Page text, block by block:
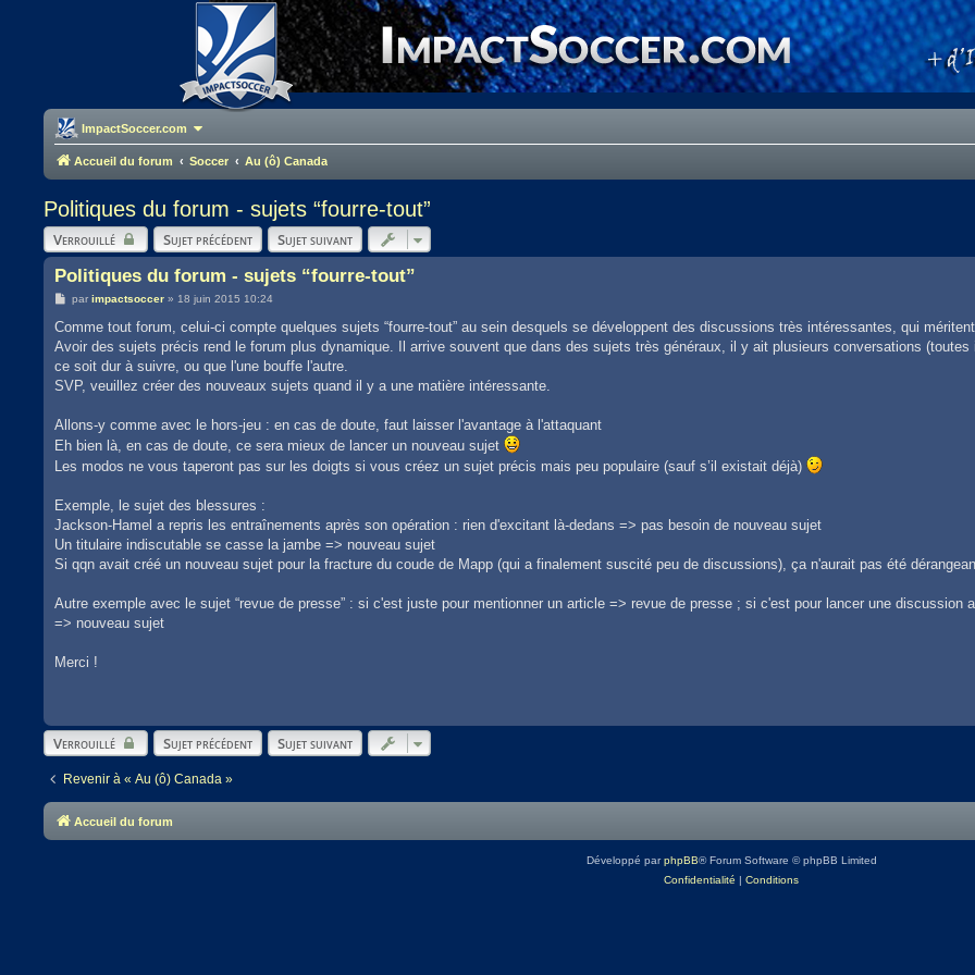
ImpactSoccer.com
Accueil du forum Soccer Au (ô) Canada
Politiques du forum - sujets “fourre-tout”
Verrouillé Sujet précédent Sujet suivant
Politiques du forum - sujets “fourre-tout”
M
s
a
g
parimpactsoccer » 18 juin 2015 10:24
Comme tout forum, celui-ci compte quelques sujets “fourre-tout” au sein desquels se développent des discussions très intéressantes, qui
Avoir des sujets précis rend le forum plus dynamique. Il arrive souvent que dans des sujets très généraux, il y ait plusieurs conversations (toutes
ce soit dur à suivre, ou que l'une bouffe l'autre.
SVP, veuillez créer des nouveaux sujets quand il y a une matière intéressante.
Allons-y comme avec le hors-jeu : en cas de doute, faut laisser l'avantage à l'attaquant
Eh bien là, en cas de doute, ce sera mieux de lancer un nouveau sujet
Les modos ne vous taperont pas sur les doigts si vous créez un sujet précis mais peu populaire (sauf s’il existait déjà)
Exemple, le sujet des blessures :
Jackson-Hamel a repris les entraînements après son opération : rien d'excitant là-dedans => pas besoin de nouveau sujet
Un titulaire indiscutable se casse la jambe => nouveau sujet
Si qqn avait créé un nouveau sujet pour la fracture du coude de Mapp (qui a finalement suscité peu de discussions), ça n'aurait pas été
Autre exemple avec le sujet “revue de presse” : si c'est juste pour mentionner un article => revue de presse ; si c'est pour lancer une discussion
=> nouveau sujet
Merci !
Verrouillé Sujet précédent Sujet suivant
Revenir à « Au (ô) Canada »
Accueil du forum
Développé parphpBB® Forum Software © phpBB Limited
Confidentialité | Conditions